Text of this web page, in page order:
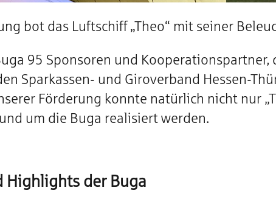
bot das Luftschiff „Theo“ mit seiner
95 Sponsoren und Kooperationspartner,
Sparkassen- und Giroverband Hessen-
Förderung konnte natürlich nicht nur
um die Buga realisiert werden.
Highlights der Buga